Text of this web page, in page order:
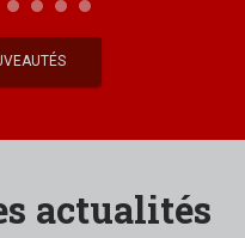
actualités